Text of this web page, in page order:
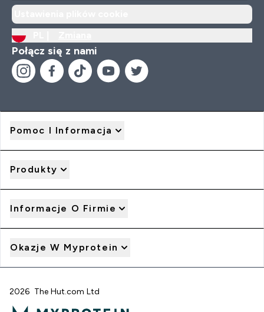
Połącz się z nami
Pomoc I Informacja
Produkty
Informacje O Firmie
Okazje W Myprotein
2026 The Hut.com Ltd